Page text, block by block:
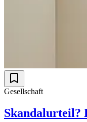
Gesellschaft
Skandalurteil?